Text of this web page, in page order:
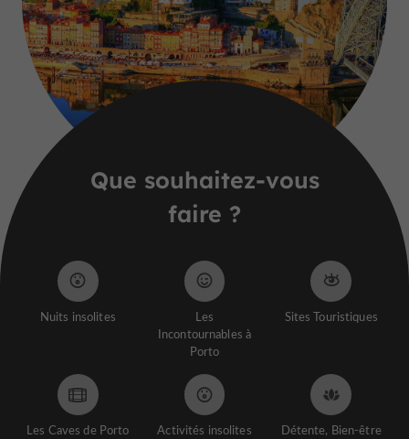
Que souhaitez-vous
faire ?
Nuits insolites
Les
Incontournables à
Porto
Sites Touristiques
Les Caves de Porto Activités insolites Détente, Bien-être